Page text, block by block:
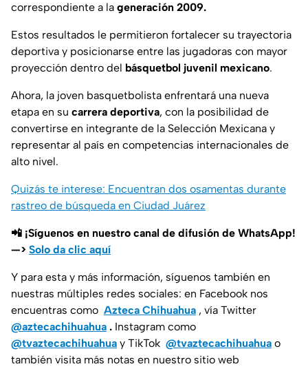
correspondiente a la generación 2009.
Estos resultados le permitieron fortalecer su trayectoria
deportiva y posicionarse entre las jugadoras con mayor
proyección dentro del básquetbol juvenil mexicano.
Ahora, la joven basquetbolista enfrentará una nueva
etapa en su carrera deportiva, con la posibilidad de
convertirse en integrante de la Selección Mexicana y
representar al país en competencias internacionales de
alto nivel.
Quizás te interese: Encuentran dos osamentas durante
rastreo de búsqueda en Ciudad Juárez
📲 ¡Síguenos en nuestro canal de difusión de WhatsApp!
—> Solo da clic aquí
Y para esta y más información, síguenos también en
nuestras múltiples redes sociales: en Facebook nos
encuentras como Azteca Chihuahua , vía Twitter
@aztecachihuahua . Instagram como
@tvaztecachihuahua y TikTok @tvaztecachihuahua o
también visita más notas en nuestro sitio web